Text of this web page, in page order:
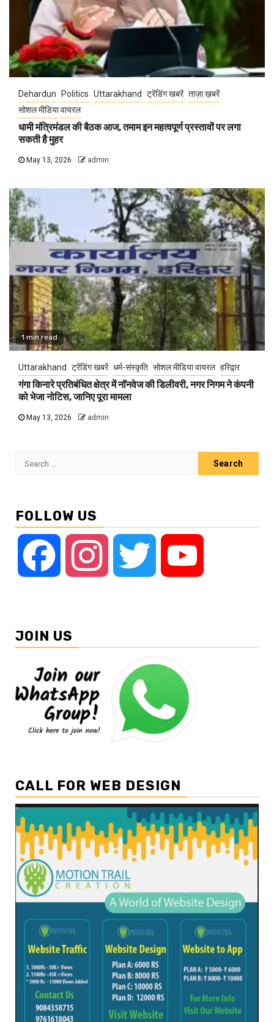
Dehardun Politics Uttarakhand ट्रेंडिंग खबरें ताज़ा ख़बरें
सोशल मीडिया वायरल
धामी मंत्रिमंडल की बैठक आज, तमाम इन महत्वपूर्ण प्रस्तावों पर लगा
सकती है मुहर
May 13, 2026 admin
1 min read
Uttarakhand ट्रेंडिंग खबरें धर्म-संस्कृति सोशल मीडिया वायरल हरिद्वार
गंगा किनारे प्रतिबंधित क्षेत्र में नॉनवेज की डिलीवरी, नगर निगम ने कंपनी
को भेजा नोटिस, जानिए पूरा मामला
May 13, 2026 admin
Search
FOLLOW US
Facebook Instagram Twitter
JOIN US
CALL FOR WEB DESIGN